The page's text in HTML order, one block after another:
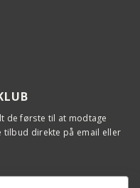
de første til at modtage
tilbud direkte på email eller